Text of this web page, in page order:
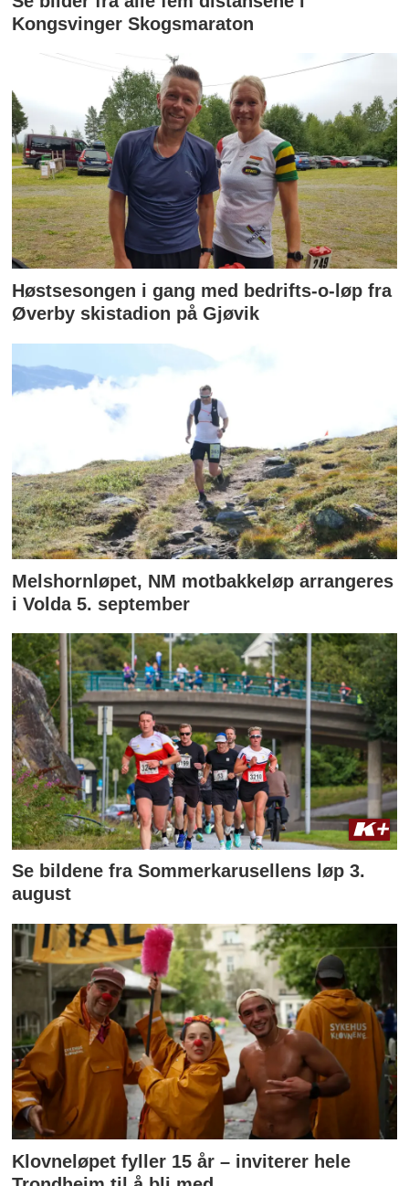
Kongsvinger Skogsmaraton
Høstsesongen i gang med bedrifts-o-løp fra
Øverby skistadion på Gjøvik
Melshornløpet, NM motbakkeløp arrangeres
i Volda 5. september
Se bildene fra Sommerkarusellens løp 3.
august
Klovneløpet fyller 15 år – inviterer hele